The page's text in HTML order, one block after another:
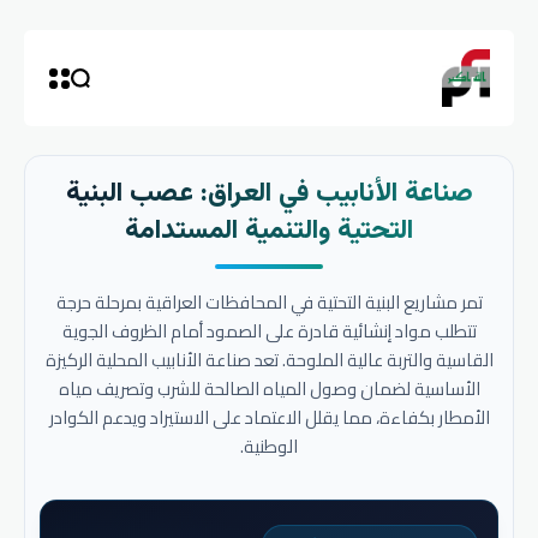
صناعة الأنابيب في العراق: عصب البنية
التحتية والتنمية المستدامة
تمر مشاريع البنية التحتية في المحافظات العراقية بمرحلة حرجة
تتطلب مواد إنشائية قادرة على الصمود أمام الظروف الجوية
القاسية والتربة عالية الملوحة. تعد صناعة الأنابيب المحلية الركيزة
الأساسية لضمان وصول المياه الصالحة للشرب وتصريف مياه
الأمطار بكفاءة، مما يقلل الاعتماد على الاستيراد ويدعم الكوادر
الوطنية.